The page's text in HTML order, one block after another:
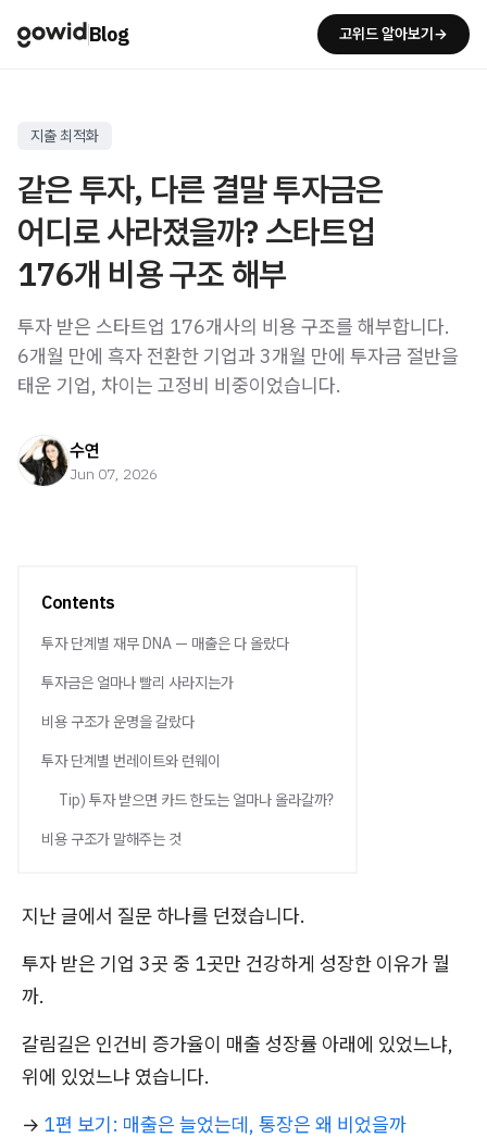
Blog 고위드 알아보기→
지출 최적화
같은 투자, 다른 결말 투자금은
어디로 사라졌을까? 스타트업
176개 비용 구조 해부
투자 받은 스타트업 176개사의 비용 구조를 해부합니다.
6개월 만에 흑자 전환한 기업과 3개월 만에 투자금 절반을
태운 기업, 차이는 고정비 비중이었습니다.
수연
Jun 07, 2026
Contents
투자 단계별 재무 DNA — 매출은 다 올랐다
투자금은 얼마나 빨리 사라지는가
비용 구조가 운명을 갈랐다
투자 단계별 번레이트와 런웨이
Tip) 투자 받으면 카드 한도는 얼마나 올라갈까?
비용 구조가 말해주는 것
지난 글에서 질문 하나를 던졌습니다.
투자 받은 기업 3곳 중 1곳만 건강하게 성장한 이유가 뭘
까.
갈림길은 인건비 증가율이 매출 성장률 아래에 있었느냐,
위에 있었느냐 였습니다.
→ 1편 보기: 매출은 늘었는데, 통장은 왜 비었을까